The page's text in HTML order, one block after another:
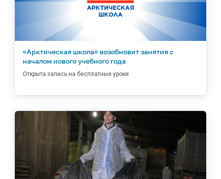
«Арктическая школа» возобновит занятия с
началом нового учебного года
Открыта запись на бесплатные уроки